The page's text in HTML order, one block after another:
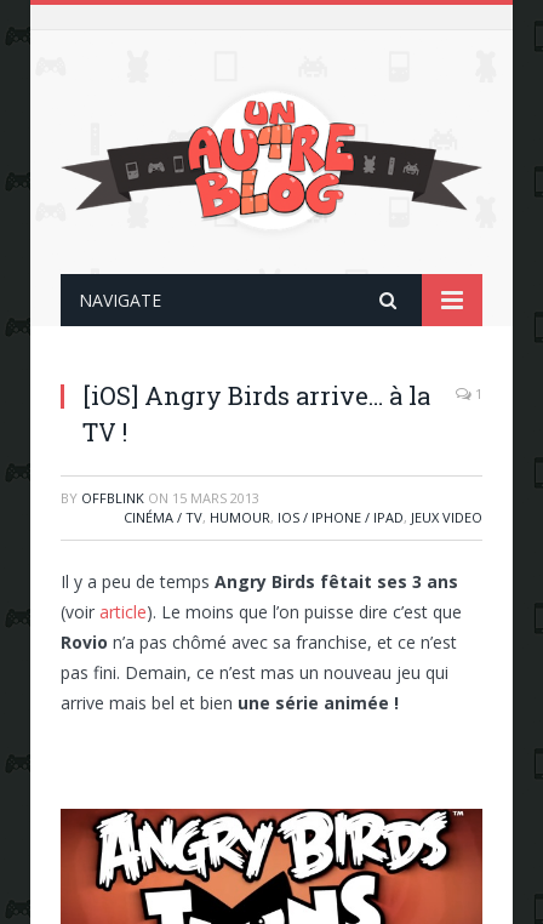
NAVIGATE
[iOS] Angry Birds arrive… à la
TV !
1
BY OFFBLINK ON 15 MARS 2013
CINÉMA / TV, HUMOUR, IOS / IPHONE / IPAD, JEUX VIDEO
Il y a peu de temps Angry Birds fêtait ses 3 ans
(voir article). Le moins que l’on puisse dire c’est que
Rovio n’a pas chômé avec sa franchise, et ce n’est
pas fini. Demain, ce n’est mas un nouveau jeu qui
arrive mais bel et bien une série animée !